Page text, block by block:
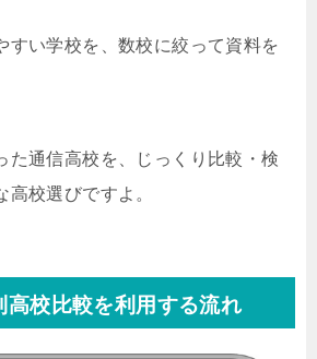
すい学校を、数校に絞って資料を
た通信高校を、じっくり比較・検
校選びですよ。
高校比較を利用する流れ